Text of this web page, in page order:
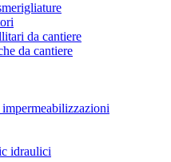
da cantiere
da cantiere
idraulici